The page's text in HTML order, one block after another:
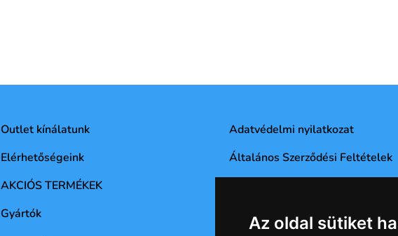
Az oldal sütiket
Outlet kínálatunk
Elérhetőségeink
AKCIÓS TERMÉKEK
Gyártók
Adatvédelmi nyilatkozat
Általános Szerződési Feltételek